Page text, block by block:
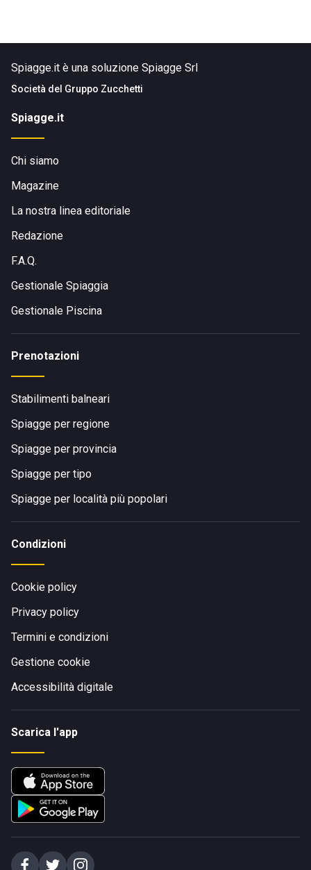
Spiagge.it è una soluzione Spiagge Srl
Società del Gruppo Zucchetti
Spiagge.it
Chi siamo
Magazine
La nostra linea editoriale
Redazione
F.A.Q.
Gestionale Spiaggia
Gestionale Piscina
Prenotazioni
Stabilimenti balneari
Spiagge per regione
Spiagge per provincia
Spiagge per tipo
Spiagge per località più popolari
Condizioni
Cookie policy
Privacy policy
Termini e condizioni
Gestione cookie
Accessibilità digitale
Scarica l'app